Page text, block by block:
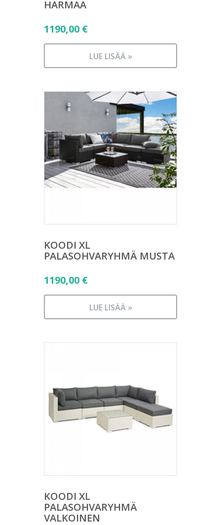
HARMAA
1190,00 €
LUE LISÄÄ »
KOODI XL
PALASOHVARYHMÄ MUSTA
1190,00 €
LUE LISÄÄ »
KOODI XL
PALASOHVARYHMÄ
VALKOINEN